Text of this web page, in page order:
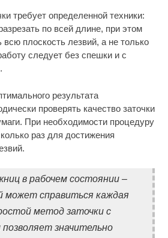
требует определенной техники:
по всей длине, при этом
всю плоскость лезвий, а не только
следует без спешки и с
результата
проверять качество заточки
При необходимости процедуру
раз для достижения
в рабочем состоянии –
может справиться каждая
метод заточки с
значительно